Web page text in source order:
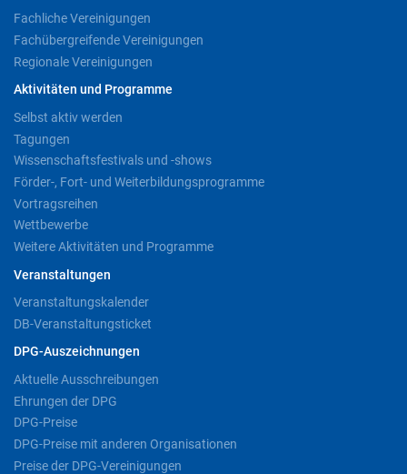
Fachliche Vereinigungen
Fachübergreifende Vereinigungen
Regionale Vereinigungen
Aktivitäten und Programme
Selbst aktiv werden
Tagungen
Wissenschaftsfestivals und -shows
Förder-, Fort- und Weiterbildungsprogramme
Vortragsreihen
Wettbewerbe
Weitere Aktivitäten und Programme
Veranstaltungen
Veranstaltungskalender
DB-Veranstaltungsticket
DPG-Auszeichnungen
Aktuelle Ausschreibungen
Ehrungen der DPG
DPG-Preise
DPG-Preise mit anderen Organisationen
Preise der DPG-Vereinigungen